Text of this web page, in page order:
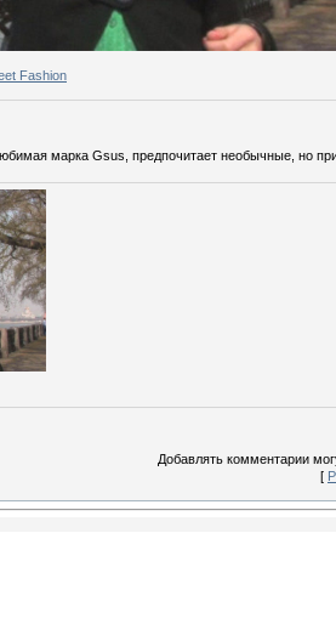
Fashion
марка Gsus, предпочитает необычные, но
Добавлять комментарии
[